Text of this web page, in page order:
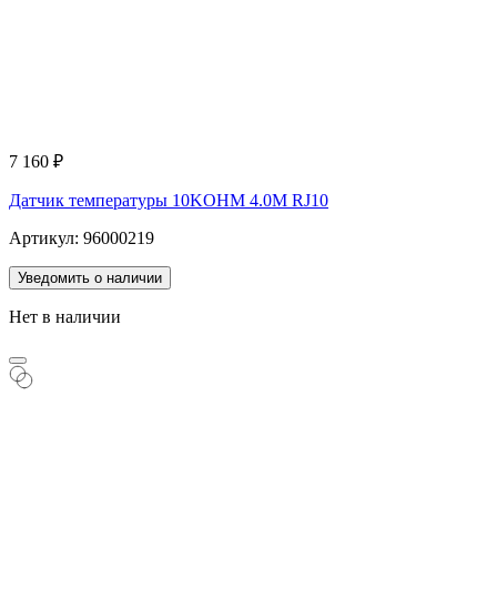
7 160 ₽
Датчик температуры 10KOHM 4.0M RJ10
Артикул: 96000219
Уведомить о наличии
Нет в наличии